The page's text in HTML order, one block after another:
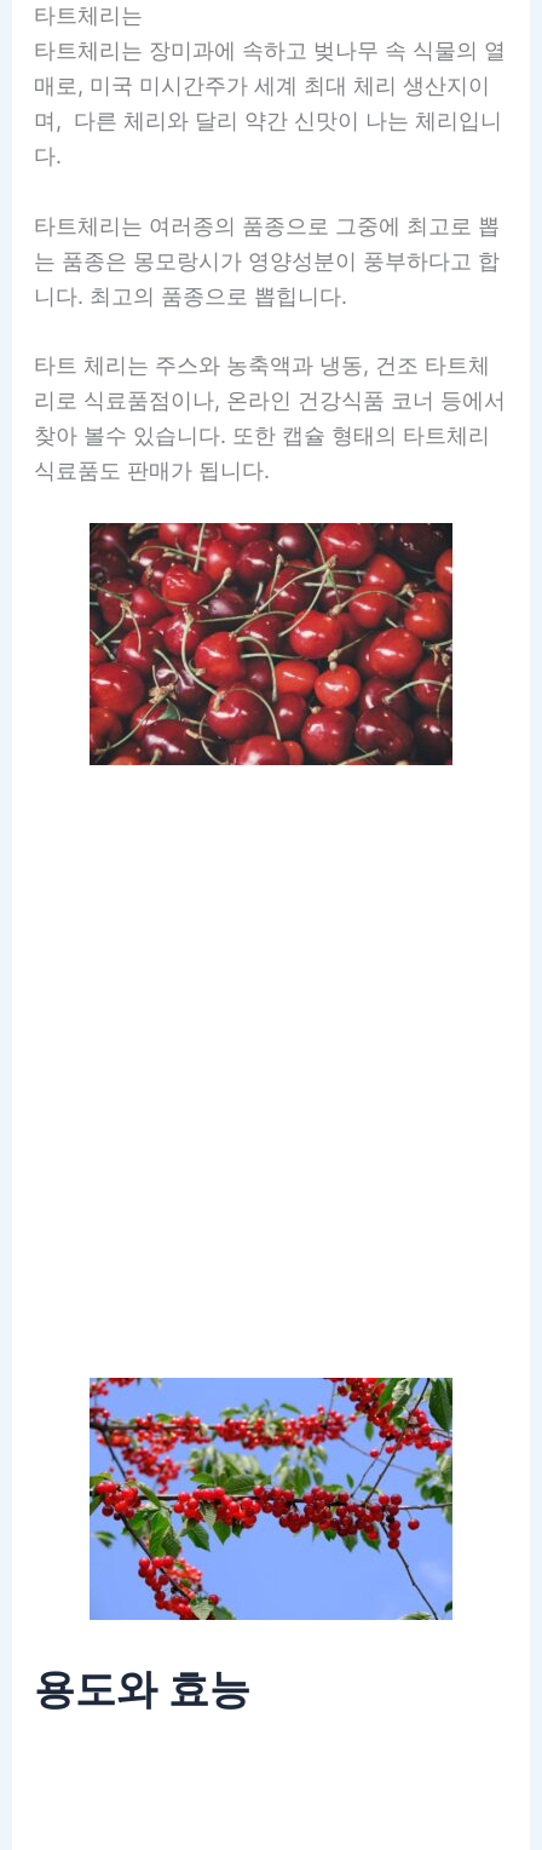
타트체리는
타트체리는 장미과에 속하고 벚나무 속 식물의 열
매로, 미국 미시간주가 세계 최대 체리 생산지이
며, 다른 체리와 달리 약간 신맛이 나는 체리입니
다.
타트체리는 여러종의 품종으로 그중에 최고로 뽑
는 품종은 몽모랑시가 영양성분이 풍부하다고 합
니다. 최고의 품종으로 뽑힙니다.
타트 체리는 주스와 농축액과 냉동, 건조 타트체
리로 식료품점이나, 온라인 건강식품 코너 등에서
찾아 볼수 있습니다. 또한 캡슐 형태의 타트체리
식료품도 판매가 됩니다.
용도와 효능